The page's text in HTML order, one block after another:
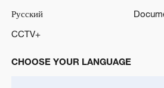
Русский
CCTV+
CHOOSE YOUR LANGUAGE